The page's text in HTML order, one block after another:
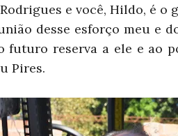
e você, Hildo, é o
desse esforço meu e
futuro reserva a ele e ao
Pires.